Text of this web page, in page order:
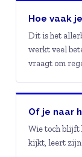
Hoe vaak
Dit is het
werkt veel
vraagt om
Of je naar
Wie toch blijft
kijkt, leert zijn